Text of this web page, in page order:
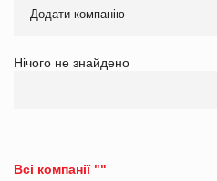
Додати компанію
Нічого не знайдено
Всі компанії ""